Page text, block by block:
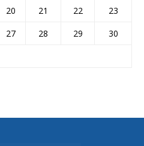
20 21 22
23
27 28 29
30